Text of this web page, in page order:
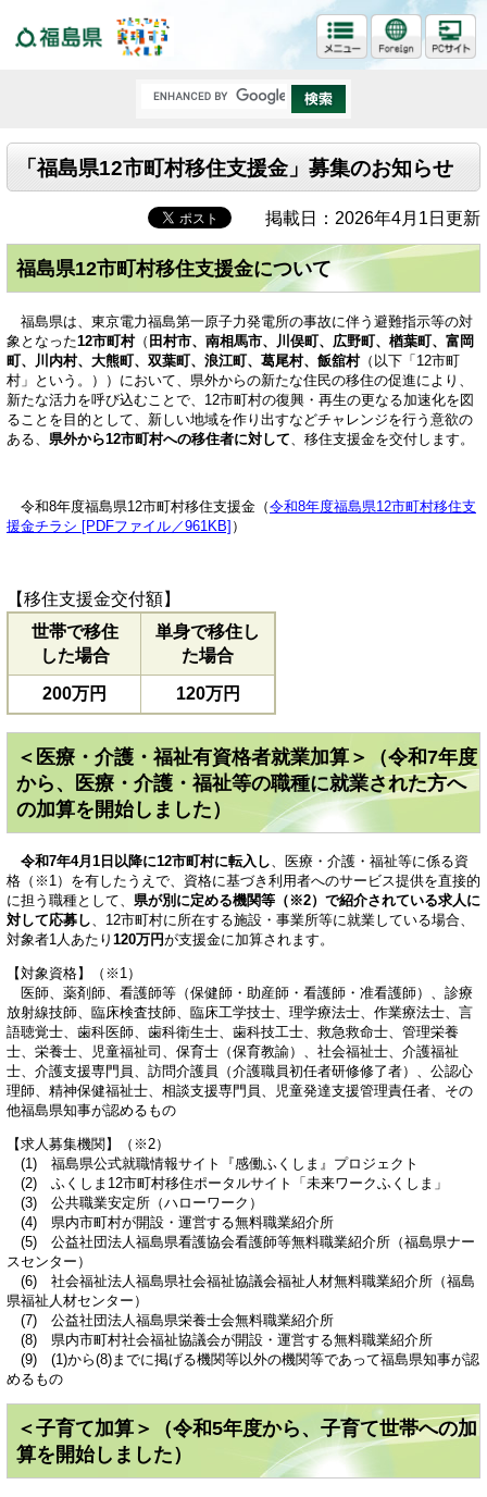
「福島県12市町村移住支援金」募集のお知らせ
掲載日：2026年4月1日更新
福島県12市町村移住支援金について
福島県は、東京電力福島第一原子力発電所の事故に伴う避難指示等の対
象となった12市町村（ 田村市、南相馬市、川俣町、広野町、楢葉町、富岡
町、川内村、大熊町、双葉町、浪江町、葛尾村、飯舘村（以下「12市町
村」という。））において、県外からの新たな住民の移住の促進により、
新たな活力を呼び込むことで、12市町村の復興・再生の更なる加速化を図
ることを目的として、新しい地域を作り出すなどチャレンジを行う意欲の
ある、 県外から12市町村への移住者に対して 、移住支援金を交付します。
令和8年度福島県12市町村移住支援金（令和8年度福島県12市町村移住支
援金チラシ [PDFファイル／961KB] ）
【移住支援金交付額】
世帯で移住
した場合
単身で移住し
た場合
200万円 120万円
＜医療・介護・福祉有資格者就業加算＞（令和7年度
から、医療・介護・福祉等の職種に就業された方へ
の加算を開始しました）
令和7年4月1日以降に12市町村に転入し、医療・介護・福祉等に係る資
格（※1）を有したうえで、資格に基づき利用者へのサービス提供を直接的
に担う職種として、 県が別に定める機関等（※2）で紹介されている求人に
対して応募し、12市町村に所在する施設・事業所等に就業している場合、
対象者1人あたり 120万円が支援金に加算されます。
【対象資格】（※1）
医師、薬剤師、看護師等（保健師・助産師・看護師・准看護師）、診療
放射線技師、臨床検査技師、臨床工学技士、理学療法士、作業療法士、言
語聴覚士、歯科医師、歯科衛生士、歯科技工士、救急救命士、管理栄養
士、栄養士、児童福祉司、保育士（保育教諭）、社会福祉士、介護福祉
士、介護支援専門員、訪問介護員（介護職員初任者研修修了者）、公認心
理師、精神保健福祉士、相談支援専門員、児童発達支援管理責任者、その
他福島県知事が認めるもの
【求人募集機関】（※2）
(1) 福島県公式就職情報サイト『感働ふくしま』プロジェクト
(2) ふくしま12市町村移住ポータルサイト「未来ワークふくしま」
(3) 公共職業安定所（ハローワーク）
(4) 県内市町村が開設・運営する無料職業紹介所
(5) 公益社団法人福島県看護協会看護師等無料職業紹介所（福島県ナー
スセンター）
(6) 社会福祉法人福島県社会福祉協議会福祉人材無料職業紹介所（福島
県福祉人材センター）
(7) 公益社団法人福島県栄養士会無料職業紹介所
(8) 県内市町村社会福祉協議会が開設・運営する無料職業紹介所
(9) (1)から(8)までに掲げる機関等以外の機関等であって福島県知事が認
めるもの
＜子育て加算＞（令和5年度から、子育て世帯への加
算を開始しました）